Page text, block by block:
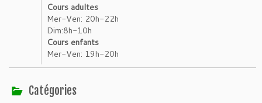
Cours adultes
Mer-Ven: 20h-22h
Dim:8h-10h
Cours enfants
Mer-Ven: 19h-20h
Catégories